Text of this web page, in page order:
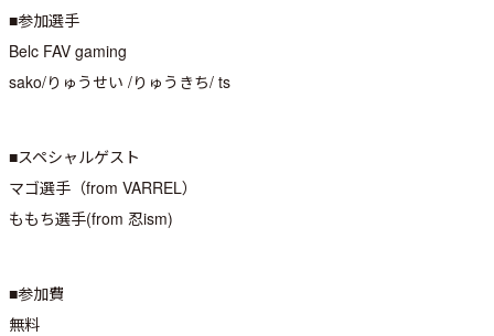
■参加選手
Belc FAV gaming
sako/りゅうせい /りゅうきち/ ts
■スペシャルゲスト
マゴ選手（from VARREL）
ももち選手(from 忍ism)
■参加費
無料